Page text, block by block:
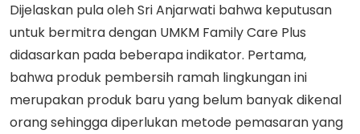
Dijelaskan pula oleh Sri Anjarwati bahwa keputusan
untuk bermitra dengan UMKM Family Care Plus
didasarkan pada beberapa indikator. Pertama,
bahwa produk pembersih ramah lingkungan ini
merupakan produk baru yang belum banyak dikenal
orang sehingga diperlukan metode pemasaran yang